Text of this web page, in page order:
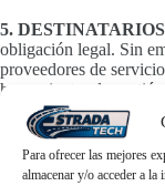
Para ofrecer las mejores
almacenar y/o acceder a
5. DESTINATARIOS
obligación legal. Sin
proveedores de
herramientas de
estradatech.es.
6. DERECHOS